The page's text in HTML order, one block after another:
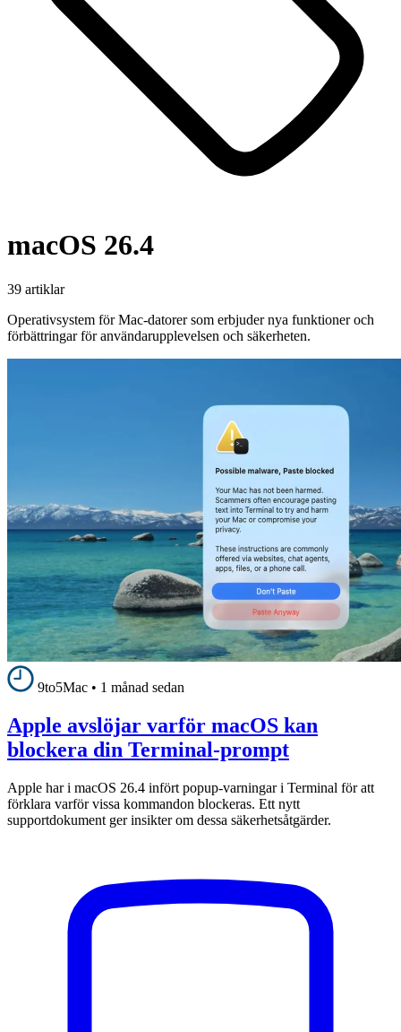
macOS 26.4
39 artiklar
Operativsystem för Mac-datorer som erbjuder nya funktioner och
förbättringar för användarupplevelsen och säkerheten.
9to5Mac • 1 månad sedan
Apple avslöjar varför macOS kan
blockera din Terminal-prompt
Apple har i macOS 26.4 infört popup-varningar i Terminal för att
förklara varför vissa kommandon blockeras. Ett nytt
supportdokument ger insikter om dessa säkerhetsåtgärder.